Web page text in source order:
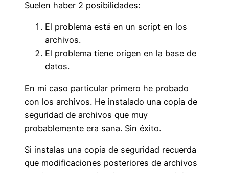
Suelen haber 2 posibilidades:
El problema está en un script en los
archivos.
El problema tiene origen en la base de
datos.
En mi caso particular primero he probado
con los archivos. He instalado una copia de
seguridad de archivos que muy
probablemente era sana. Sin éxito.
Si instalas una copia de seguridad recuerda
que modificaciones posteriores de archivos